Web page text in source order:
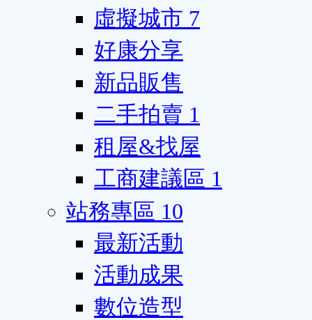
虛擬城市 7
好康分享
新品販售
二手拍賣 1
租屋&找屋
工商建議區 1
站務專區 10
最新活動
活動成果
數位造型